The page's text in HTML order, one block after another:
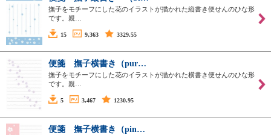
撫子をモチーフにした花のイラストが描かれた縦書き便せんのひな形
です。親…
15 9,363 3329.55
便箋 撫子横書き（pur…
撫子をモチーフにした花のイラストが描かれた横書き便せんのひな形
です。親…
5 3,467 1230.95
便箋 撫子横書き（pin…